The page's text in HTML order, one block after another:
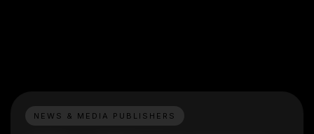
NEWS & MEDIA PUBLISHERS